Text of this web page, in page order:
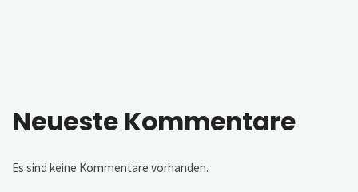
Neueste Kommentare
Es sind keine Kommentare vorhanden.